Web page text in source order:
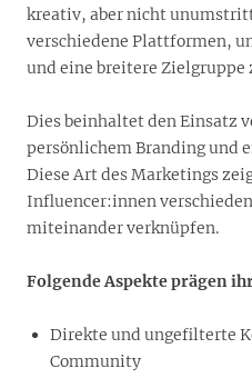
kreativ, aber nicht
verschiedene Plattformen,
und eine breitere Zielgruppe
Dies beinhaltet den Einsatz
persönlichem Branding und
Diese Art des Marketings
Influencer:innen
miteinander verknüpfen.
Folgende Aspekte prägen
Direkte und ungefilterte
Community